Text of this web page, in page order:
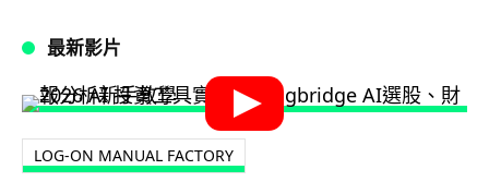
最新影片
LOG-ON MANUAL FACTORY